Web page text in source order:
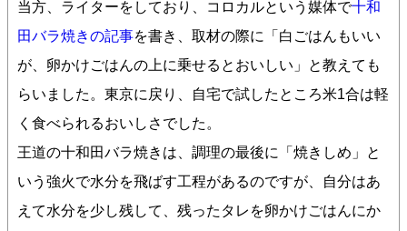
当方、ライターをしており、コロカルという媒体で十和
田バラ焼きの記事を書き、取材の際に「白ごはんもいい
が、卵かけごはんの上に乗せるとおいしい」と教えても
らいました。東京に戻り、自宅で試したところ米1合は軽
く食べられるおいしさでした。
王道の十和田バラ焼きは、調理の最後に「焼きしめ」と
いう強火で水分を飛ばす工程があるのですが、自分はあ
えて水分を少し残して、残ったタレを卵かけごはんにか